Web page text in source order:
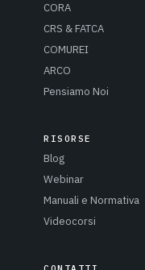
CORA
CRS & FATCA
COMUREI
ARCO
Pensiamo Noi
RISORSE
Blog
Webinar
Manuali e Normativa
Videocorsi